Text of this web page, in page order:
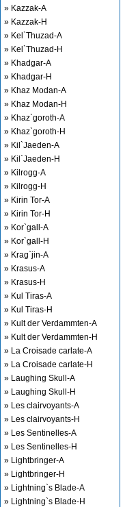
» Kazzak-A
» Kazzak-H
» Kel`Thuzad-A
» Kel`Thuzad-H
» Khadgar-A
» Khadgar-H
» Khaz Modan-A
» Khaz Modan-H
» Khaz`goroth-A
» Khaz`goroth-H
» Kil`Jaeden-A
» Kil`Jaeden-H
» Kilrogg-A
» Kilrogg-H
» Kirin Tor-A
» Kirin Tor-H
» Kor`gall-A
» Kor`gall-H
» Krag`jin-A
» Krasus-A
» Krasus-H
» Kul Tiras-A
» Kul Tiras-H
» Kult der Verdammten-A
» Kult der Verdammten-H
» La Croisade carlate-A
» La Croisade carlate-H
» Laughing Skull-A
» Laughing Skull-H
» Les clairvoyants-A
» Les clairvoyants-H
» Les Sentinelles-A
» Les Sentinelles-H
» Lightbringer-A
» Lightbringer-H
» Lightning`s Blade-A
» Lightning`s Blade-H